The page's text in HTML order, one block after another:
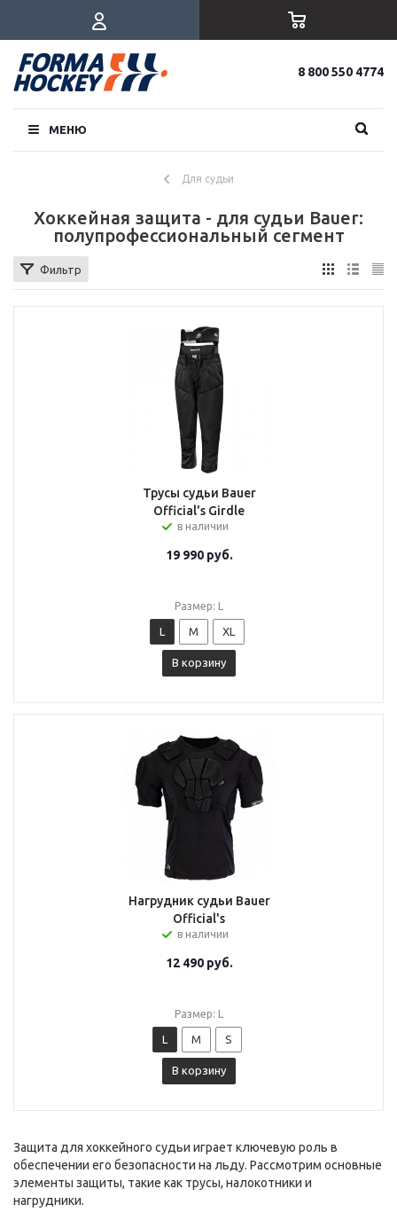
8 800 550 4774
МЕНЮ
Для судьи
Хоккейная защита - для судьи Bauer:
полупрофессиональный сегмент
Фильтр
Трусы судьи Bauer
Official's Girdle
в наличии
19 990руб.
Размер: L
L M XL
В корзину
Нагрудник судьи Bauer
Official's
в наличии
12 490руб.
Размер: L
L M S
В корзину
Защита для хоккейного судьи играет ключевую роль в
обеспечении его безопасности на льду. Рассмотрим основные
элементы защиты, такие как трусы, налокотники и
нагрудники.